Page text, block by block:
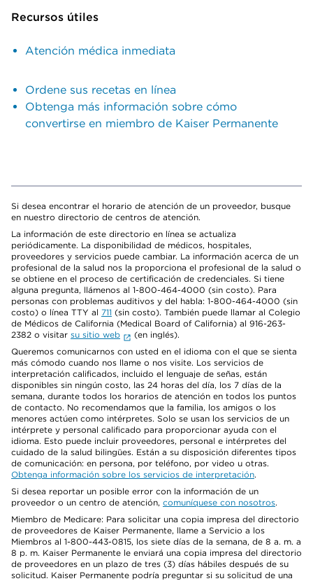
Recursos útiles
Atención médica inmediata
Ordene sus recetas en línea
Obtenga más información sobre cómo
convertirse en miembro de Kaiser Permanente
Si desea encontrar el horario de atención de un proveedor, busque
en nuestro directorio de centros de atención.
La información de este directorio en línea se actualiza
periódicamente. La disponibilidad de médicos, hospitales,
proveedores y servicios puede cambiar. La información acerca de un
profesional de la salud nos la proporciona el profesional de la salud o
se obtiene en el proceso de certificación de credenciales. Si tiene
alguna pregunta, llámenos al 1-800-464-4000 (sin costo). Para
personas con problemas auditivos y del habla: 1-800-464-4000 (sin
costo) o línea TTY al 711 (sin costo). También puede llamar al Colegio
de Médicos de California (Medical Board of California) al 916-263-
2382 o visitar su sitio web
(en inglés).
Queremos comunicarnos con usted en el idioma con el que se sienta
más cómodo cuando nos llame o nos visite. Los servicios de
interpretación calificados, incluido el lenguaje de señas, están
disponibles sin ningún costo, las 24 horas del día, los 7 días de la
semana, durante todos los horarios de atención en todos los puntos
de contacto. No recomendamos que la familia, los amigos o los
menores actúen como intérpretes. Solo se usan los servicios de un
intérprete y personal calificado para proporcionar ayuda con el
idioma. Esto puede incluir proveedores, personal e intérpretes del
cuidado de la salud bilingües. Están a su disposición diferentes tipos
de comunicación: en persona, por teléfono, por video u otras.
Obtenga información sobre los servicios de interpretación.
Si desea reportar un posible error con la información de un
proveedor o un centro de atención, comuníquese con nosotros.
Miembro de Medicare: Para solicitar una copia impresa del directorio
de proveedores de Kaiser Permanente, llame a Servicio a los
Miembros al 1-800-443-0815, los siete días de la semana, de 8 a. m. a
8 p. m. Kaiser Permanente le enviará una copia impresa del directorio
de proveedores en un plazo de tres (3) días hábiles después de su
solicitud. Kaiser Permanente podría preguntar si su solicitud de una